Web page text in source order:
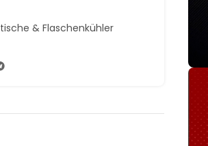
& Flaschenkühler